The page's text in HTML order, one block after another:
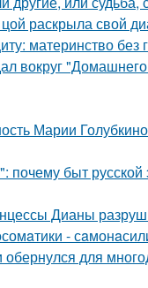
раскрыла свой
материнство без
вокруг
Марии
быт
Дианы
-
для